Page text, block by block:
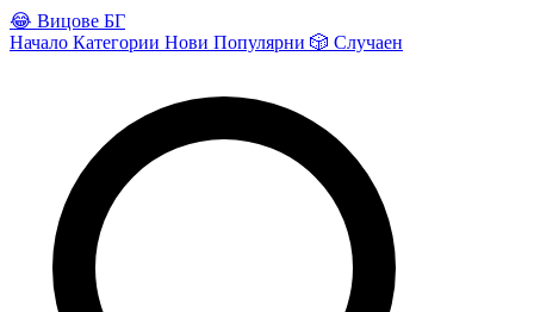
😂 Вицове БГ
Начало Категории Нови Популярни 🎲 Случаен